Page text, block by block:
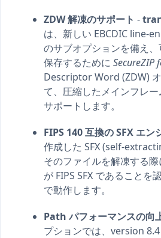
ZDW 解凍のサポート -
は、新しい EBCDIC line-
のサブオプションを備え
保存するために SecureZIP
Descriptor Word (ZDW)
て、圧縮したメインフレ
サポートします。
FIPS 140 互換の SFX エン
作成した SFX (self-
そのファイルを解凍する
が FIPS SFX であることを
で動作します。
Path パフォーマンスの向
プションでは、version